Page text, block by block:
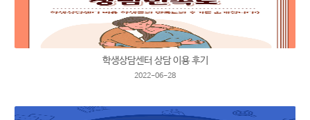
학생상담센터 상담 이용 후기
2022-06-28